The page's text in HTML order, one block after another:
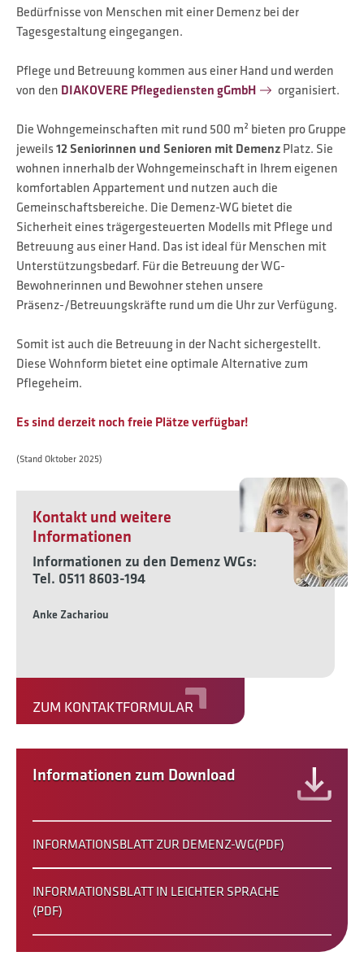
Bedürfnisse von Menschen mit einer Demenz bei der
Tagesgestaltung eingegangen.
Pflege und Betreuung kommen aus einer Hand und werden
von den DIAKOVERE Pflegediensten gGmbH organisiert.
Die Wohngemeinschaften mit rund 500 m² bieten pro Gruppe
jeweils12 Seniorinnen und Senioren mit DemenzPlatz. Sie
wohnen innerhalb der Wohngemeinschaft in Ihrem eigenen
komfortablen Appartement und nutzen auch die
Gemeinschaftsbereiche. Die Demenz-WG bietet die
Sicherheit eines trägergesteuerten Modells mit Pflege und
Betreuung aus einer Hand. Das ist ideal für Menschen mit
Unterstützungsbedarf. Für die Betreuung der WG-
Bewohnerinnen und Bewohner stehen unsere
Präsenz-/Betreuungskräfte rund um die Uhr zur Verfügung.
Somit ist auch die Betreuung in der Nacht sichergestellt.
Diese Wohnform bietet eine optimale Alternative zum
Pflegeheim.
Es sind derzeit noch freie Plätze verfügbar!
(Stand Oktober 2025)
Kontakt und weitere
Informationen
Informationen zu den Demenz WGs:
Tel. 0511 8603-194
Anke Zachariou
ZUM KONTAKTFORMULAR
Informationen zum Download
INFORMATIONSBLATT ZUR DEMENZ-WG(PDF)
INFORMATIONSBLATT IN LEICHTER SPRACHE
(PDF)